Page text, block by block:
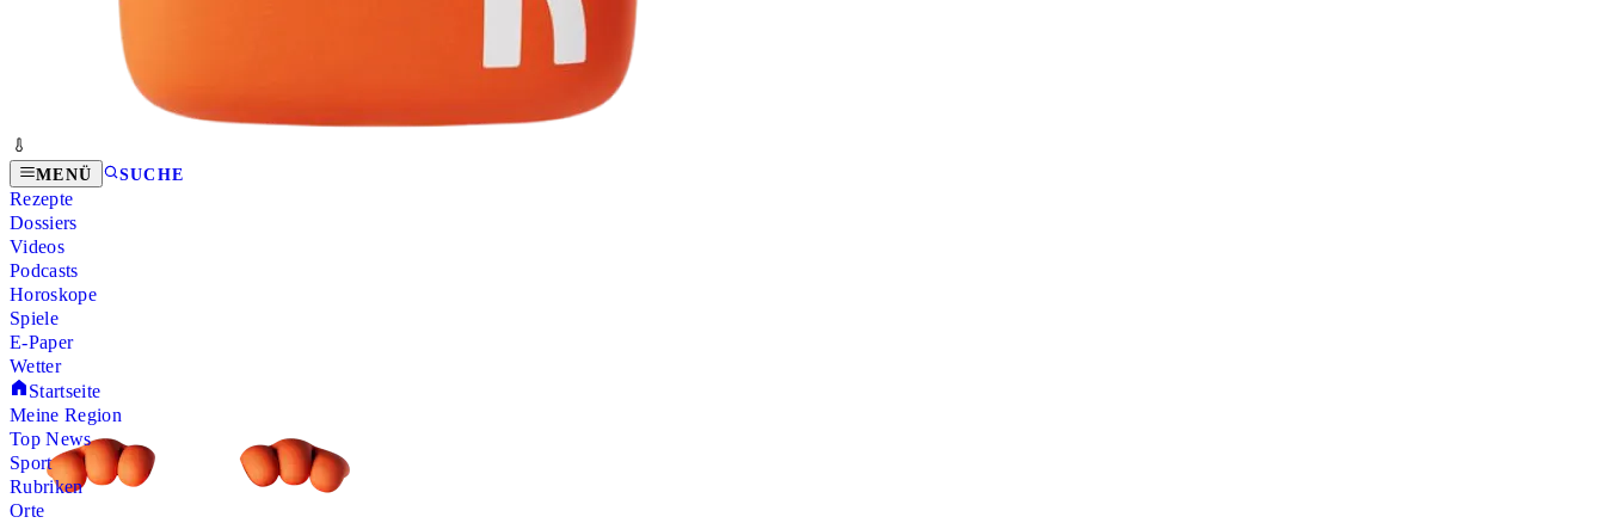
MENÜ SUCHE
Rezepte
Dossiers
Videos
Podcasts
Horoskope
Spiele
E-Paper
Wetter
Startseite
Meine Region
Top News
Sport
Rubriken
Orte